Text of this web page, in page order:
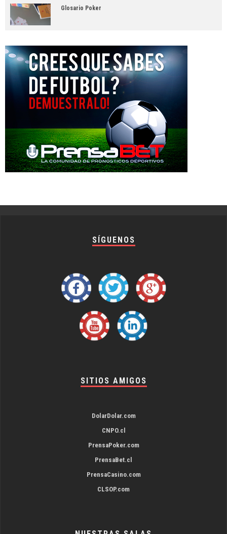
Glosario Poker
SÍGUENOS
SITIOS AMIGOS
DolarDolar.com
CNPO.cl
PrensaPoker.com
PrensaBet.cl
PrensaCasino.com
CLSOP.com